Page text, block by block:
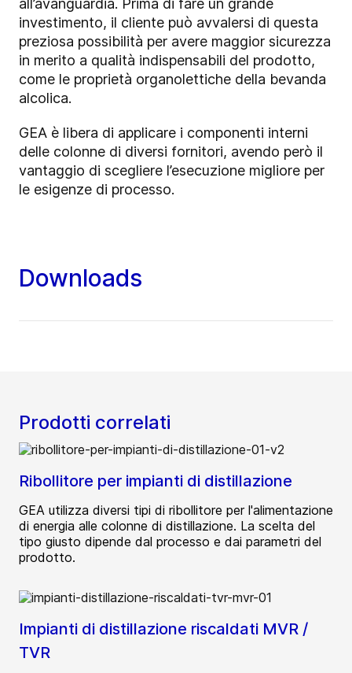
all’avanguardia. Prima di fare un grande
investimento, il cliente può avvalersi di questa
preziosa possibilità per avere maggior sicurezza
in merito a qualità indispensabili del prodotto,
come le proprietà organolettiche della bevanda
alcolica.
GEA è libera di applicare i componenti interni
delle colonne di diversi fornitori, avendo però il
vantaggio di scegliere l’esecuzione migliore per
le esigenze di processo.
Downloads
Prodotti correlati
Ribollitore per impianti di distillazione
GEA utilizza diversi tipi di ribollitore per l'alimentazione
di energia alle colonne di distillazione. La scelta del
tipo giusto dipende dal processo e dai parametri del
prodotto.
Impianti di distillazione riscaldati MVR /
TVR